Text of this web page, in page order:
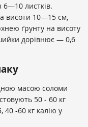
6—10 листків.
висоти 10—15 см,
ґрунту на висоту
дорівнює — 0,6
масою соломи
50 - 60 кг
40 -60 кг калію у